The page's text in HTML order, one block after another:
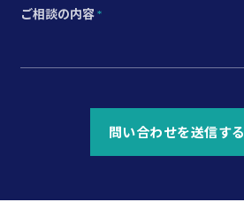
ご相談の内容*
問い合わせを送信する